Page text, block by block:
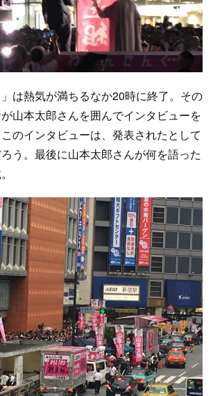
は熱気が満ちるなか20時に終了。その
山本太郎さんを囲んでインタビューを
のインタビューは、発表されたとして
う。最後に山本太郎さんが何を語った